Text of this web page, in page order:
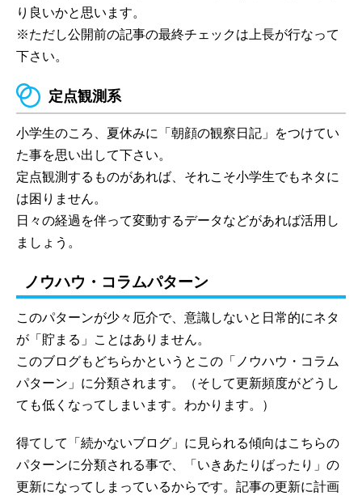
り良いかと思います。
※ただし公開前の記事の最終チェックは上長が行なって
下さい。
定点観測系
小学生のころ、夏休みに「朝顔の観察日記」をつけてい
た事を思い出して下さい。
定点観測するものがあれば、それこそ小学生でもネタに
は困りません。
日々の経過を伴って変動するデータなどがあれば活用し
ましょう。
ノウハウ・コラムパターン
このパターンが少々厄介で、意識しないと日常的にネタ
が「貯まる」ことはありません。
このブログもどちらかというとこの「ノウハウ・コラム
パターン」に分類されます。（そして更新頻度がどうし
ても低くなってしまいます。わかります。）
得てして「続かないブログ」に見られる傾向はこちらの
パターンに分類される事で、「いきあたりばったり」の
更新になってしまっているからです。記事の更新に計画